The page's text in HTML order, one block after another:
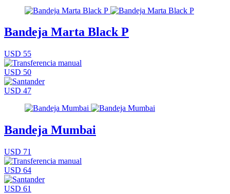
Bandeja Marta Black P
USD 55
USD 50
USD 47
Bandeja Mumbai
USD 71
USD 64
USD 61